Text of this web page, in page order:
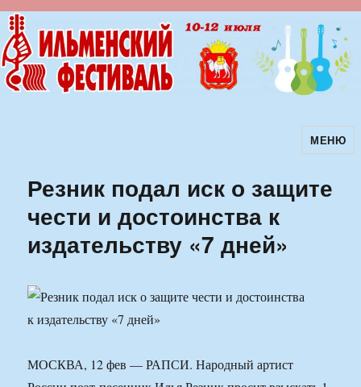
Ильменский фестиваль авторскойМЕНЮ
Резник подал иск о защите
чести и достоинства к
издательству «7 дней»
МОСКВА, 12 фев — РАПСИ. Народный артист